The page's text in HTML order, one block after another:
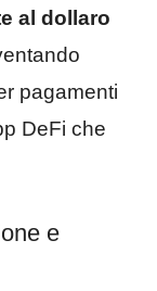
al dollaro
pagamenti
DeFi che
e